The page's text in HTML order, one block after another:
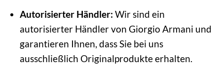
Autorisierter Händler: Wir sind ein
autorisierter Händler von Giorgio Armani und
garantieren Ihnen, dass Sie bei uns
ausschließlich Originalprodukte erhalten.